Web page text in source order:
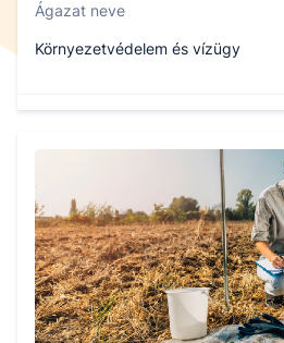
Ágazat neve
Környezetvédelem és vízügy
Képzés időtartama
5 év